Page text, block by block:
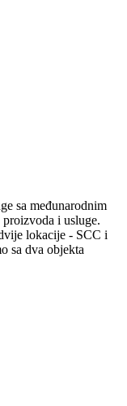
sa međunarodnim
i usluge.
lokacije - SCC i
sa dva objekta